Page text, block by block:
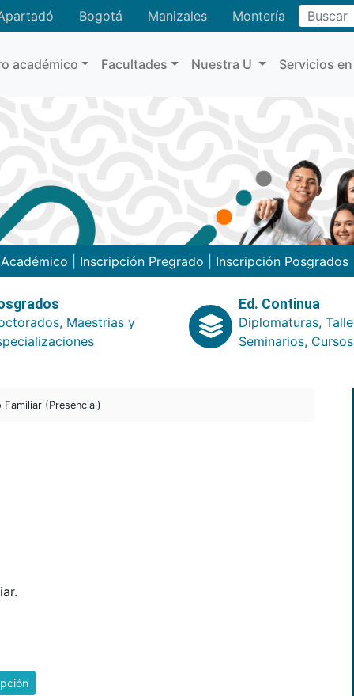
Bogotá Manizales MonteríaBuscar
académico Facultades Nuestra U Servicios
Inscripción Pregrado Inscripción Posgrados
Maestrias y
Ed. Continua
Diplomaturas,
Seminarios, Cursos
(Presencial)